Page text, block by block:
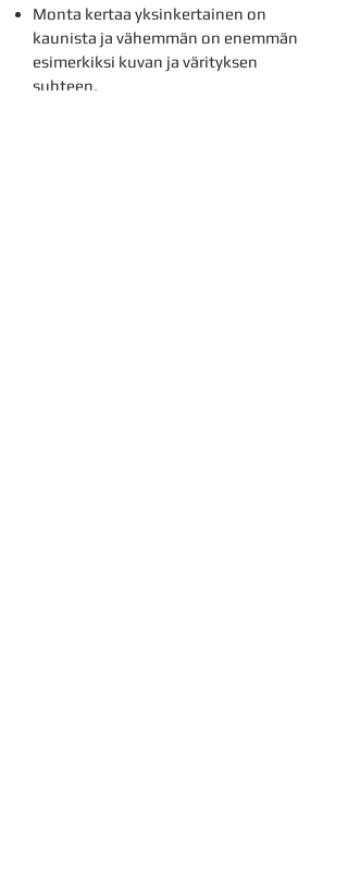
Monta kertaa yksinkertainen on
kaunista ja vähemmän on enemmän
esimerkiksi kuvan ja värityksen
suhteen.